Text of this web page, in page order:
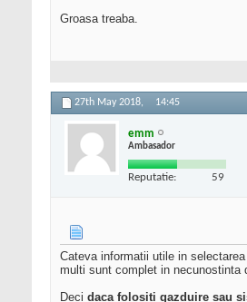
Groasa treaba.
27th May 2018, 14:45
emm
Ambasador
Reputatie: 59
Cateva informatii utile in
multi sunt complet in necunostinta
Deci daca folositi gazduire sau